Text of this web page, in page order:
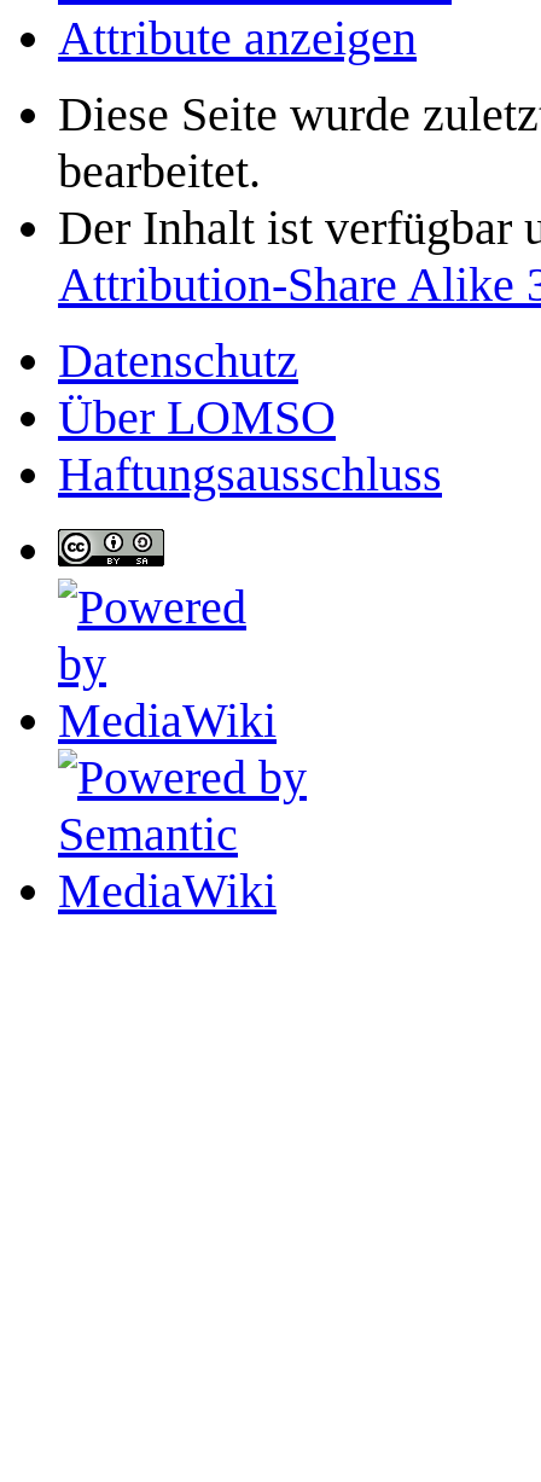
Attribute anzeigen
Diese Seite wurde
bearbeitet.
Der Inhalt ist verfügbar
Attribution-Share Alike
Datenschutz
Über LOMSO
Haftungsausschluss